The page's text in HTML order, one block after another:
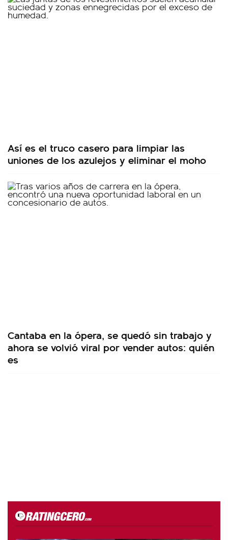
Así es el truco casero para limpiar las
uniones de los azulejos y eliminar el moho
Cantaba en la ópera, se quedó sin trabajo y
ahora se volvió viral por vender autos: quién
es